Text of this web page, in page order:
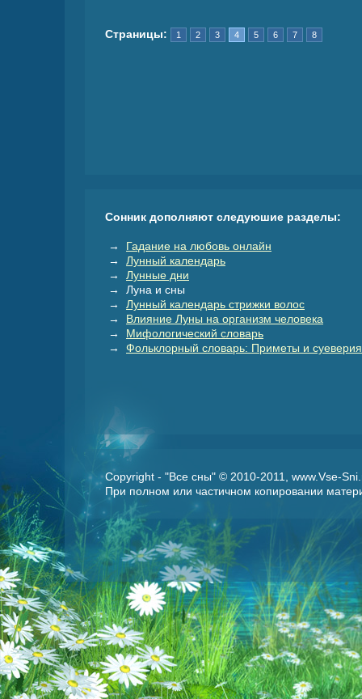
Страницы: 1 2 3 4 5 6 7 8
Сонник дополняют следуюшие разделы:
→ Гадание на любовь онлайн
→ Лунный календарь
→ Лунные дни
→ Луна и сны
→ Лунный календарь стрижки волос
→ Влияние Луны на организм человека
→ Мифологический словарь
→ Фольклорный словарь: Приметы и суеверия
Copyright - "Все сны" © 2010-2011, www.Vse-
При полном или частичном копировании